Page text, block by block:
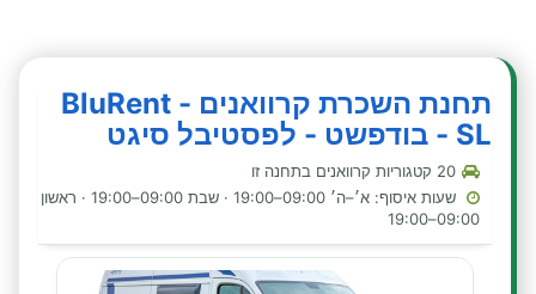
תחנת השכרת קרוואנים - BluRent
SL - בודפשט - לפסטיבל סיגט
שעות איסוף: א׳–ה׳ 09:00–19:00 · שבת 09:00–19:00 · ראשון
09:00–19:00